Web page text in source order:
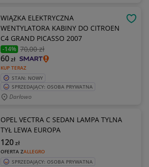
WIĄZKA ELEKTRYCZNA
WENTYLATORA KABINY DO CITROEN
C4 GRAND PICASSO 2007
-14% 70,00 zł
KUP TERAZ
60zł
STAN: NOWY
SPRZEDAJĄCY: OSOBA PRYWATNA
Darłowo
OPEL VECTRA C SEDAN LAMPA TYLNA
TYŁ LEWA EUROPA
OFERTA ZALLEGRO
120zł
SPRZEDAJĄCY: OSOBA PRYWATNA